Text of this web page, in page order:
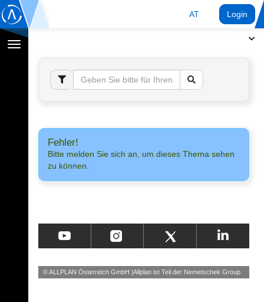
AT Login
Navigation
umschalten
Fehler!
Bitte melden Sie sich an, um dieses Thema sehen
zu können.
© ALLPLAN Österreich GmbH Allplan ist Teil der Nemetschek Group